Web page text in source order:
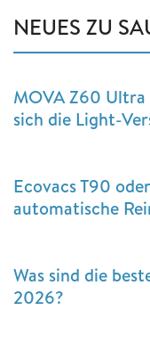
NEUES ZU
MOVA Z60 Ultra
sich die Light-
Ecovacs T90
automatische
Was sind die
2026?